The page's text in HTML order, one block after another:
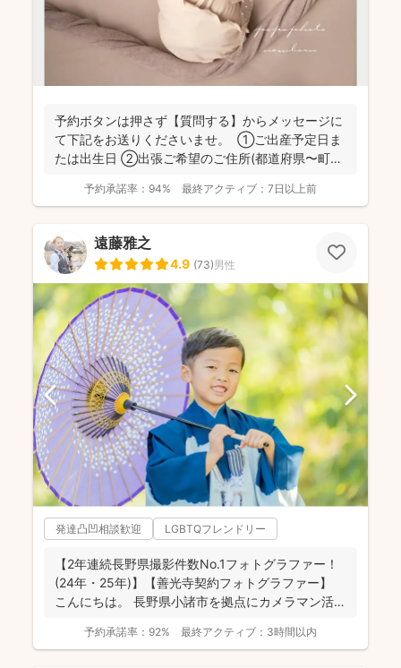
予約ボタンは押さず【質問する】からメッセージに
て下記をお送りくださいませ。 ①ご出産予定日ま
たは出生日 ②出張ご希望のご住所(都道府県〜町名
予約承諾率： 94% 最終アクティブ： 7日以上前
遠藤雅之
4.9 (73)男性
発達凸凹相談歓迎 LGBTQフレンドリー
【2年連続長野県撮影件数No.1フォトグラファー！
(24年・25年)】【善光寺契約フォトグラファー】
こんにちは。 長野県小諸市を拠点にカメラマン活
予約承諾率： 92% 最終アクティブ： 3時間以内